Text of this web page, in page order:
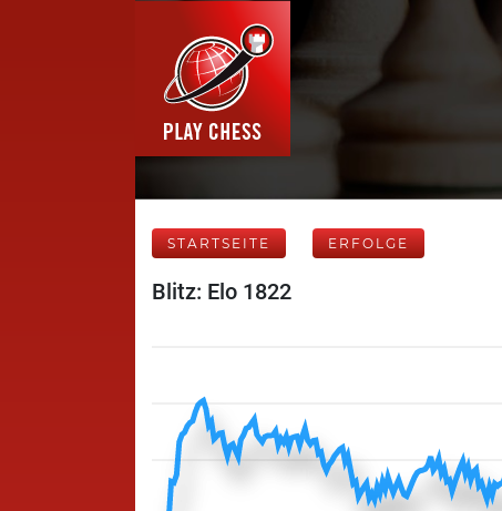
STARTSEITE ERFOLGE
Blitz: Elo 1822